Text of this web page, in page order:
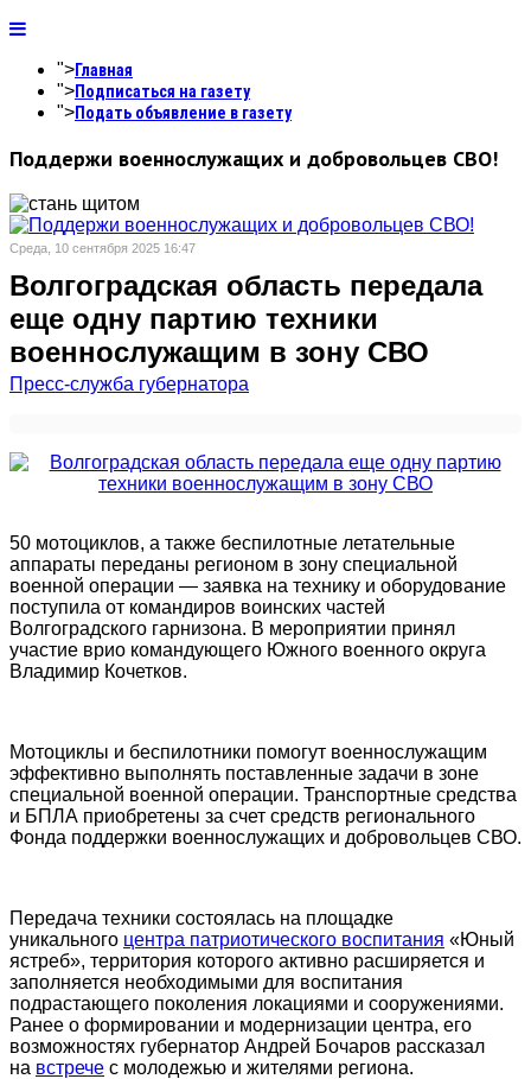
">Главная
">Подписаться на газету
">Подать объявление в газету
Поддержи военнослужащих и добровольцев СВО!
Среда, 10 сентября 2025 16:47
Волгоградская область передала
еще одну партию техники
военнослужащим в зону СВО
Пресс-служба губернатора
50 мотоциклов, а также беспилотные летательные
аппараты переданы регионом в зону специальной
военной операции — заявка на технику и оборудование
поступила от командиров воинских частей
Волгоградского гарнизона. В мероприятии принял
участие врио командующего Южного военного округа
Владимир Кочетков.
Мотоциклы и беспилотники помогут военнослужащим
эффективно выполнять поставленные задачи в зоне
специальной военной операции. Транспортные средства
и БПЛА приобретены за счет средств регионального
Фонда поддержки военнослужащих и добровольцев СВО.
Передача техники состоялась на площадке
уникального центра патриотического воспитания «Юный
ястреб», территория которого активно расширяется и
заполняется необходимыми для воспитания
подрастающего поколения локациями и сооружениями.
Ранее о формировании и модернизации центра, его
возможностях губернатор Андрей Бочаров рассказал
на встрече с молодежью и жителями региона.